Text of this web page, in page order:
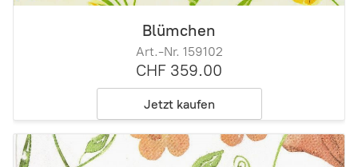
Blümchen
Art.-Nr. 159102
CHF 359.00
Jetzt kaufen